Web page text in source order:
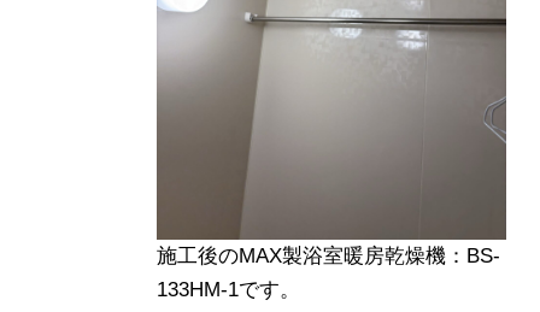
施工後のMAX製浴室暖房乾燥機：BS-
133HM-1です。